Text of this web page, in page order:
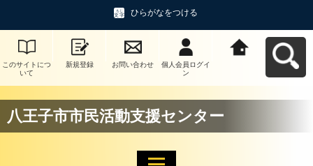
ひらがなをつける
このサイトにつ
いて
新規登録 お問い合わせ
個人会員ログイ
ン
八王子市市民活動支援センター